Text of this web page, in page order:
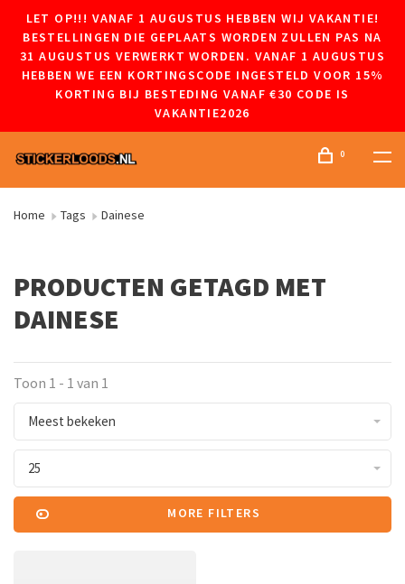
LET OP!!! VANAF 1 AUGUSTUS HEBBEN WIJ VAKANTIE!
BESTELLINGEN DIE GEPLAATS WORDEN ZULLEN PAS NA
31 AUGUSTUS VERWERKT WORDEN. VANAF 1 AUGUSTUS
HEBBEN WE EEN KORTINGSCODE INGESTELD VOOR 15%
KORTING BIJ BESTEDING VANAF €30 CODE IS
VAKANTIE2026
0
Home Tags Dainese
PRODUCTEN GETAGD MET
DAINESE
Toon 1 - 1 van 1
Meest bekeken
25
MORE FILTERS